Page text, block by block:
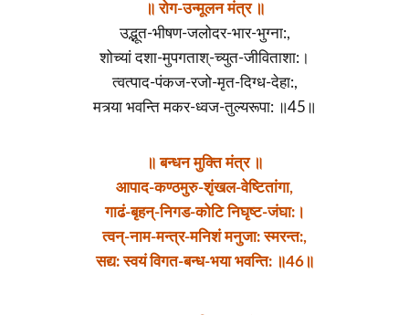
॥ रोग-उन्मूलन मंत्र ॥
उद्भूत-भीषण-जलोदर-भार-भुग्ना:,
शोच्यां दशा-मुपगताश्-च्युत-जीविताशा:।
त्वत्पाद-पंकज-रजो-मृत-दिग्ध-देहा:,
मत्र्या भवन्ति मकर-ध्वज-तुल्यरूपा: ॥45॥
॥ बन्धन मुक्ति मंत्र ॥
आपाद-कण्ठमुरु-शृंखल-वेष्टितांगा,
गाढं-बृहन्-निगड-कोटि निघृष्ट-जंघा:।
त्वन्-नाम-मन्त्र-मनिशं मनुजा: स्मरन्त:,
सद्य: स्वयं विगत-बन्ध-भया भवन्ति: ॥46॥